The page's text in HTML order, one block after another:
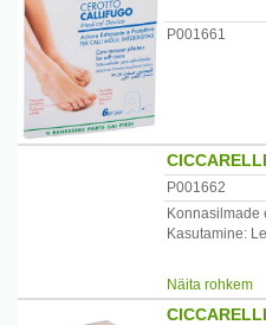
P001661
P001662
Konnasilmade
Kasutamine:
kasutamiseks.
Näita rohkem